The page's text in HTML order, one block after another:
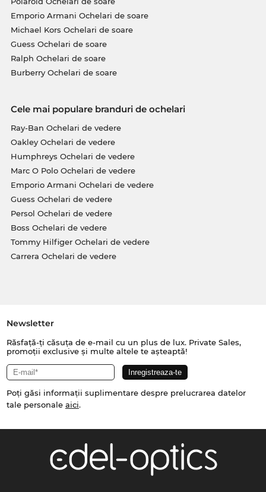
Emporio Armani Ochelari de soare
Michael Kors Ochelari de soare
Guess Ochelari de soare
Ralph Ochelari de soare
Burberry Ochelari de soare
Cele mai populare branduri de ochelari
Ray-Ban Ochelari de vedere
Oakley Ochelari de vedere
Humphreys Ochelari de vedere
Marc O Polo Ochelari de vedere
Emporio Armani Ochelari de vedere
Guess Ochelari de vedere
Persol Ochelari de vedere
Boss Ochelari de vedere
Tommy Hilfiger Ochelari de vedere
Carrera Ochelari de vedere
Newsletter
Răsfață-ți căsuța de e-mail cu un plus de lux. Private Sales,
promoții exclusive și multe altele te așteaptă!
Poți găsi informații suplimentare despre prelucrarea datelor
tale personale aici.